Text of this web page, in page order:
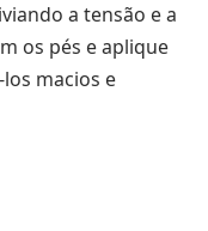
a tensão e a
os pés e aplique
macios e